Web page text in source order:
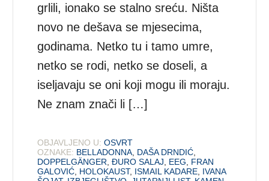
grlili, ionako se stalno sreću. Ništa
novo ne dešava se mjesecima,
godinama. Netko tu i tamo umre,
netko se rodi, netko se doseli, a
iseljavaju se oni koji mogu ili moraju.
Ne znam znači li […]
OBJAVLJENO U: OSVRT
OZNAKE: BELLADONNA DAŠA DRNDIĆ
DOPPELGÄNGER ,ĐURO SALAJ EEG
FRAN
GALOVIĆ HOLOKAUST, ISMAIL KADARE IVANA